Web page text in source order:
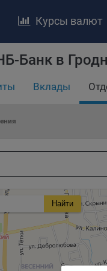
Курсы валют
Банк в
Вклады
Найти